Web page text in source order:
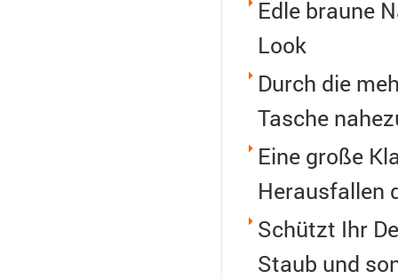
Edle braune
Look
Durch die
Tasche
Eine große
Herausfallen
Schützt Ihr
Staub und